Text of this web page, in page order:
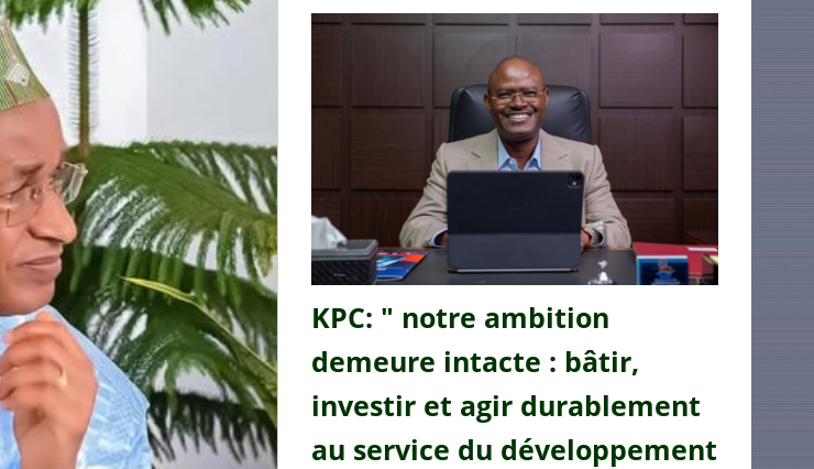
KPC: " notre ambition
demeure intacte : bâtir,
investir et agir durablement
au service du développement